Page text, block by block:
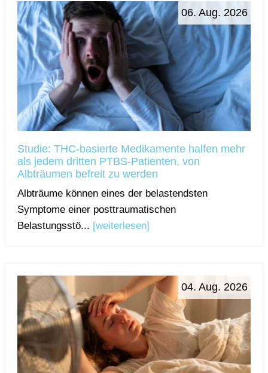
06. Aug. 2026
Studie: THC-basierte Medikamente halfen mehr
als jedem dritten PTBS-Patienten, von
Albträumen befreit zu werden
Albträume können eines der belastendsten
Symptome einer posttraumatischen
Belastungsstö... [weiterlesen]
04. Aug. 2026